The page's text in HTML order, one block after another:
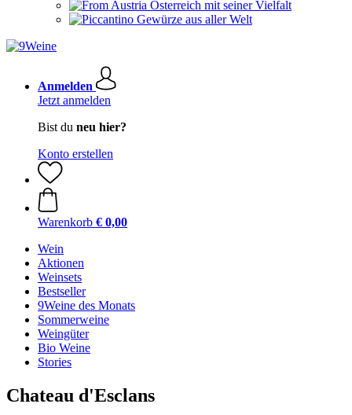
Österreich mit seiner Vielfalt
Gewürze aus aller Welt
Anmelden
Jetzt anmelden
Bist du neu hier?
Konto erstellen
Warenkorb € 0,00
Wein
Aktionen
Weinsets
Bestseller
9Weine des Monats
Sommerweine
Weingüter
Bio Weine
Stories
Chateau d'Esclans